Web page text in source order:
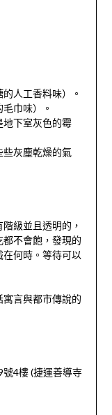
人工香料味）。
巾味）。
下室灰色的霉
灰塵乾燥的氣
級並且透明的，
不會飽，發現的
何時。等待可以
言與都市傳說的
4樓 (捷運善導寺